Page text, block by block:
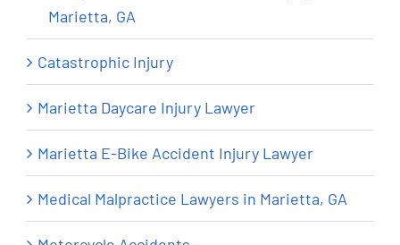
Marietta, GA
Catastrophic Injury
Marietta Daycare Injury Lawyer
Marietta E-Bike Accident Injury Lawyer
Medical Malpractice Lawyers in Marietta, GA